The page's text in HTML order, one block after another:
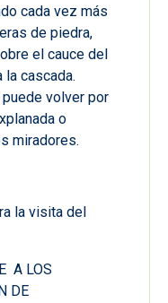
cada vez más
de piedra,
el cauce del
cascada.
volver por
o
miradores.
la visita del
A LOS
DE